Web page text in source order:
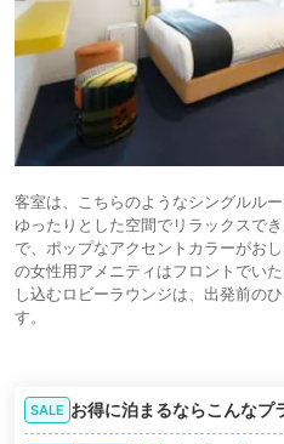
客室は、こちらのようなシングルル
ゆったりとした空間でリラックスで
で、ポップなアクセントカラーがお
の女性用アメニティはフロントでい
し込むロビーラウンジは、出発前の
す。
SALE お得に泊まるならこんなプ